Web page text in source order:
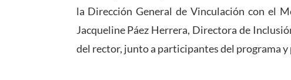
la Dirección General de Vinculación con el
Jacqueline Páez Herrera, Directora de
del rector, junto a participantes del programa